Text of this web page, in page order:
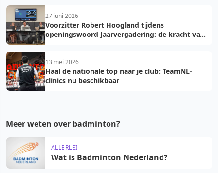
27 juni 2026
Voorzitter Robert Hoogland tijdens
openingswoord Jaarvergadering: de kracht van
13 mei 2026
Haal de nationale top naar je club: TeamNL-
clinics nu beschikbaar
Meer weten over badminton?
ALLERLEI
Wat is Badminton Nederland?